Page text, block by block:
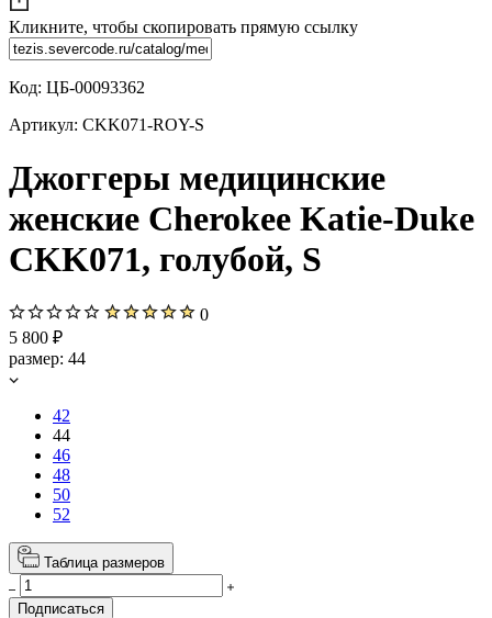
Кликните, чтобы скопировать прямую ссылку
Код: ЦБ-00093362
Артикул: CKK071-ROY-S
Джоггеры медицинские
женские Cherokee Katie-Duke
CKK071, голубой, S
0
5 800 ₽
размер: 44
42
44
46
48
50
52
Таблица размеров
Подписаться